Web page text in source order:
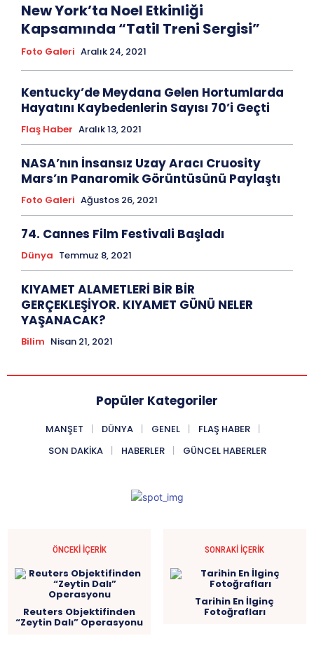
New York’ta Noel Etkinliği
Kapsamında “Tatil Treni Sergisi”
Foto Galeri Aralık 24, 2021
Kentucky’de Meydana Gelen Hortumlarda
Hayatını Kaybedenlerin Sayısı 70’i Geçti
Flaş Haber Aralık 13, 2021
NASA’nın İnsansız Uzay Aracı Cruosity
Mars’ın Panaromik Görüntüsünü Paylaştı
Foto Galeri Ağustos 26, 2021
74. Cannes Film Festivali Başladı
Dünya Temmuz 8, 2021
KIYAMET ALAMETLERİ BİR BİR
GERÇEKLEŞİYOR. KIYAMET GÜNÜ NELER
YAŞANACAK?
Bilim Nisan 21, 2021
Popüler Kategoriler
MANŞET DÜNYA GENEL
FLAŞ HABER
SON DAKIKA
HABERLER GÜNCEL HABERLER
ÖNCEKI İÇERIK
Reuters Objektifinden
“Zeytin Dalı” Operasyonu
SONRAKI İÇERIK
Tarihin En İlginç
Fotoğrafları